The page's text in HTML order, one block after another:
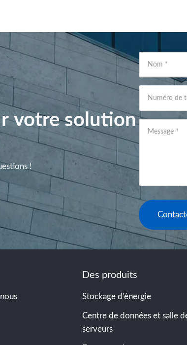
votre solution
!
Nom *
Numéro de
Message *
Des produits
Stockage d'énergie
Centre de données et salle
serveurs